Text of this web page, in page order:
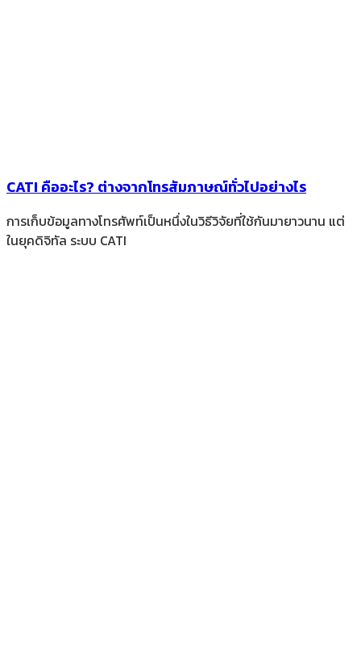
CATI คืออะไร? ต่างจากโทรสัมภาษณ์ทั่วไปอย่างไร
การเก็บข้อมูลทางโทรศัพท์เป็นหนึ่งในวิธีวิจัยที่ใช้กันมายาวนาน แต่
ในยุคดิจิทัล ระบบ CATI